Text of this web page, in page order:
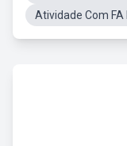
Atividade Com FA